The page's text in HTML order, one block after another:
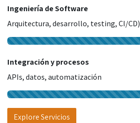
Ingeniería de Software
Arquitectura, desarrollo, testing, CI/
Integración y procesos
APIs, datos, automatización
Explore Servicios